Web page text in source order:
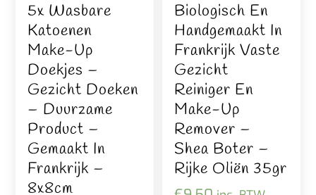
5x Wasbare
Katoenen
Make-Up
Doekjes –
Gezicht Doeken
– Duurzame
Product –
Gemaakt In
Frankrijk –
8x8cm
Biologisch En
Handgemaakt In
Frankrijk Vaste
Gezicht
Reiniger En
Make-Up
Remover –
Shea Boter –
Rijke Oliën 35gr